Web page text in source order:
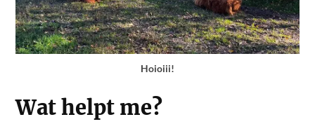
Hoioiii!
Wat helpt me?